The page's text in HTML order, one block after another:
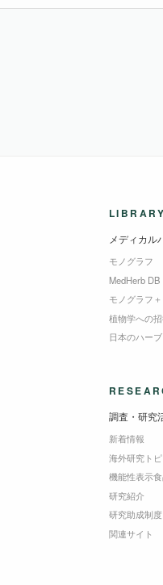
LIBRARY
メディカル
モノグラフ
MedHerb DB
モノグラフ＋
植物学への
日本のハーブ
調査・研究
新着情報
海外研究ト
機能性表示
研究紹介
研究助成制度
関連サイト